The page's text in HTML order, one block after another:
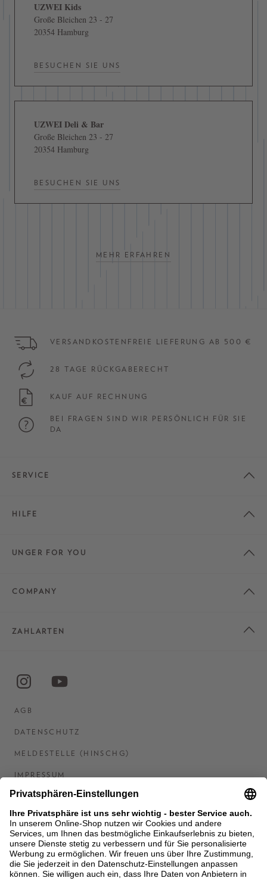
UZWEI Kids
Große Bleichen 23 - 27
20354 Hamburg
BESUCHEN SIE UNS
UZWEI Deli & Bar
Große Bleichen 23 - 27
20354 Hamburg
BESUCHEN SIE UNS
MEHR ERFAHREN
VERSANDKOSTENFREIE LIEFERUNG AB 500 €
28 TAGE RÜCKGABERECHT
KAUF AUF RECHNUNG
BEI FRAGEN SIND WIR PERSÖNLICH FÜR SIE
DA
SERVICE
HILFE
UNGER FOR YOU
COMPANY
ZAHLARTEN
AGB
DATENSCHUTZ
MELDESTELLE (HINSCHG)
IMPRESSUM
BARRIEREFREIHEITSERKLÄRUNG
KONTAKT
COOKIES
MEN'S WORLD: BRAUN HAMBURG